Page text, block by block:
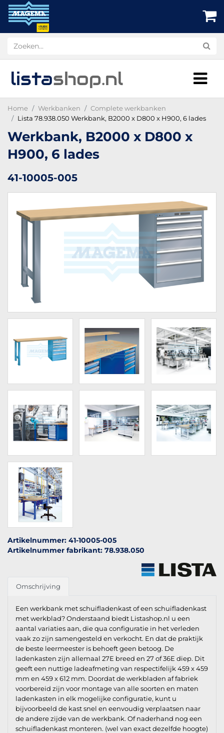
listashop.nl
Home Werkbanken
Complete werkbanken
Lista 78.938.050 Werkbank, B2000 x D800 x H900, 6 lades
Werkbank, B2000 x D800 x
H900, 6 lades
41-10005-005
Artikelnummer: 41-10005-005
Artikelnummer fabrikant: 78.938.050
Omschrijving
Een werkbank met schuifladenkast of een schuifladenkast
met werkblad? Onderstaand biedt Listashop.nl u een
aantal variaties aan, die qua configuratie in het verleden
vaak zo zijn samengesteld en verkocht. En dat de praktijk
de beste leermeester is behoeft geen betoog. De
ladenkasten zijn allemaal 27E breed en 27 of 36E diep. Dit
geeft een nuttige ladeafmeting van respectifelijk 459 x 459
mm en 459 x 612 mm. Doordat de werkbladen af fabriek
voorbereid zijn voor montage van alle soorten en maten
ladenkasten in elk mogelijke configuratie, kunt u
bijvoorbeeld de kast snel en eenvoudig verplaatsen naar
de andere zijde van de werkbank. Of naderhand nog een
schuifladenkast monteren. (wel van exact dezelfde hoogte)